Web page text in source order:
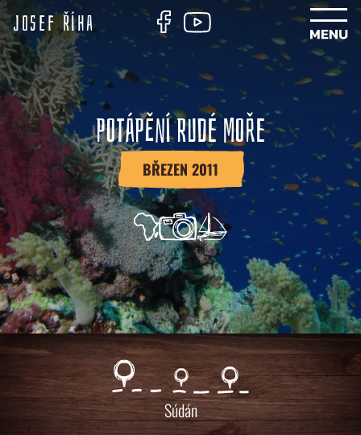
Josef Říha
POTÁPĚNÍ RUDÉ MOŘE
BŘEZEN 2011
Súdán